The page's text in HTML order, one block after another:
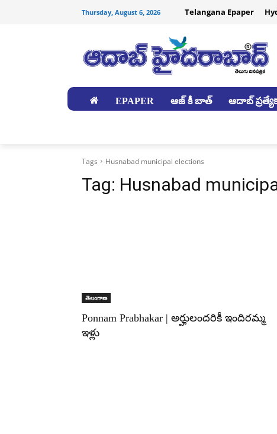
Thursday, August 6, 2026 Telangana Epaper
EPAPER ఆజ్ కీ బాత్ ఆదాబ్
Tags Husnabad municipal elections
Tag: Husnabad
తెలంగాణ
Ponnam Prabhakar | అర్హులందరికీ ఇందిరమ్మ
ఇళ్లు